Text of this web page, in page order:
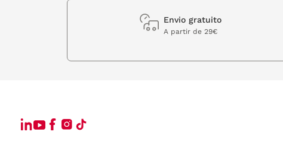
Envio gratuito
A partir de 29€